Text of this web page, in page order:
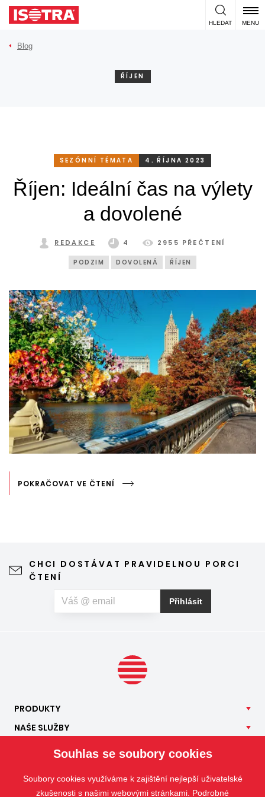
Přeskočit na obsah
HLEDAT MENU
Blog
ŘÍJEN
SEZÓNNÍ TÉMATA 4. ŘÍJNA 2023
Říjen: Ideální čas na výlety
a dovolené
REDAKCE 4 2955 PŘEČTENÍ
PODZIM DOVOLENÁ ŘÍJEN
POKRAČOVAT VE ČTENÍ
CHCI DOSTÁVAT PRAVIDELNOU PORCI
ČTENÍ
Přihlásit
PRODUKTY
NAŠE SLUŽBY
KONTAKT
Souhlas se soubory cookies
Soubory cookies využíváme k zajištění nejlepší uživatelské
zkušenosti s našimi webovými stránkami. Podrobné